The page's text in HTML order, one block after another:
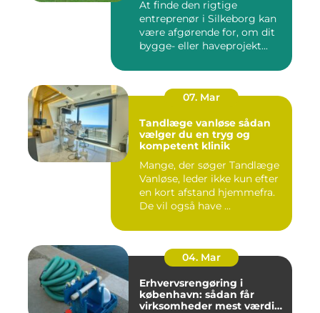
At finde den rigtige
entreprenør i Silkeborg kan
være afgørende for, om dit
bygge- eller haveprojekt...
07. Mar
Tandlæge vanløse sådan
vælger du en tryg og
kompetent klinik
Mange, der søger Tandlæge
Vanløse, leder ikke kun efter
en kort afstand hjemmefra.
De vil også have ...
04. Mar
Erhvervsrengøring i
københavn: sådan får
virksomheder mest værdi